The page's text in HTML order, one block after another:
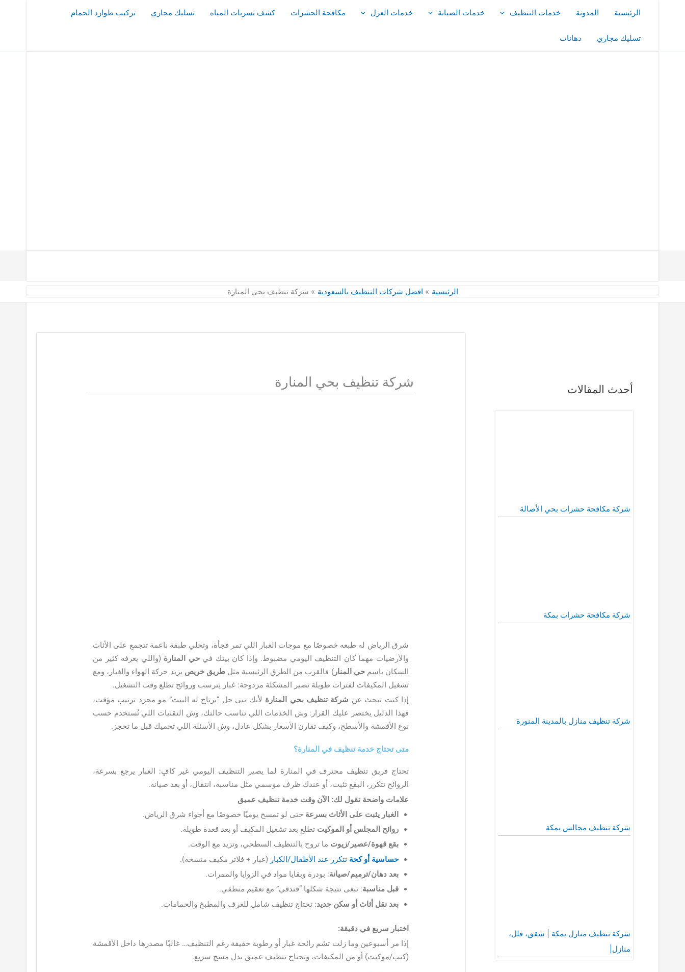
الرئيسية المدونة خدمات التنظيف خدمات الصيانة خدمات العزل مكافحة الحشرات كشف تسربات المياه تسليك مجاري تركيب طوارد الحمام
تسليك مجاري دهانات
الرئيسية افضل شركات التنظيف بالسعودية شركة تنظيف بحي المنارة
أحدث المقالات
شركة مكافحة حشرات بحي الأصالة
شركة مكافحة حشرات بمكة
شركة تنظيف منازل بالمدينة المنورة
شركة تنظيف مجالس بمكة
شركة تنظيف منازل بمكة | شقق، فلل،
منازل|
شركة تنظيف بحي المنارة
شرق الرياض له طبعه خصوصًا مع موجات الغبار اللي تمر فجأة، وتخلي طبقة ناعمة تتجمع على الأثاث
والأرضيات مهما كان التنظيف اليومي مضبوط. وإذا كان بيتك فيحي المنارة (واللي يعرفه كثير من
السكان باسمحي المنار) فالقرب من الطرق الرئيسية مثلطريق خريص يزيد حركة الهواء والغبار، ومع
تشغيل المكيفات لفترات طويلة تصير المشكلة مزدوجة: غبار يترسب وروائح تطلع وقت التشغيل.
إذا كنت تبحث عن شركة تنظيف بحي المنارة لأنك تبي حل “يرتاح له البيت” مو مجرد ترتيب مؤقت،
فهذا الدليل يختصر عليك القرار: وش الخدمات اللي تناسب حالتك، وش التقنيات اللي تُستخدم حسب
نوع الأقمشة والأسطح، وكيف تقارن الأسعار بشكل عادل، وش الأسئلة اللي تحميك قبل ما تحجز.
متى تحتاج خدمة تنظيف في المنارة؟
تحتاج فريق تنظيف محترف في المنارة لما يصير التنظيف اليومي غير كافٍ: الغبار يرجع بسرعة،
الروائح تتكرر، البقع تثبت، أو عندك ظرف موسمي مثل مناسبة، انتقال، أو بعد صيانة.
علامات واضحة تقول لك: الآن وقت خدمة تنظيف عميق
الغبار يثبت على الأثاث بسرعة حتى لو تمسح يوميًا خصوصًا مع أجواء شرق الرياض.
روائح المجلس أو الموكيت تطلع بعد تشغيل المكيف أو بعد قعدة طويلة.
بقع قهوة/عصير/زيوت ما تروح بالتنظيف السطحي، وتزيد مع الوقت.
حساسية أو كحة تتكرر عند الأطفال/الكبار (غبار + فلاتر مكيف متسخة).
بعد دهان/ترميم/صيانة: بودرة وبقايا مواد في الزوايا والممرات.
قبل مناسبة: تبغى نتيجة شكلها “فندقي” مع تعقيم منطقي.
بعد نقل أثاث أو سكن جديد: تحتاج تنظيف شامل للغرف والمطبخ والحمامات.
اختبار سريع في دقيقة:
إذا مر أسبوعين وما زلت تشم رائحة غبار أو رطوبة خفيفة رغم التنظيف… غالبًا مصدرها داخل الأقمشة
(كنب/موكيت) أو من المكيفات، وتحتاج تنظيف عميق بدل مسح سريع.